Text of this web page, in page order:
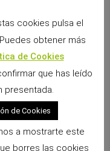
para
degú o cualquier
que los premios
cookies pulsa el
obtener más
de Cookies
que has leído
presentada.
de Cookies
a mostrarte este
borres las cookies